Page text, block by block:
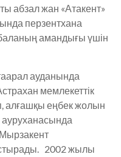
абзал жан «Атакент»
перзентхана
баланың амандығы үшін
ауданында
мемлекеттік
алғашқы еңбек жолын
2002 жылы